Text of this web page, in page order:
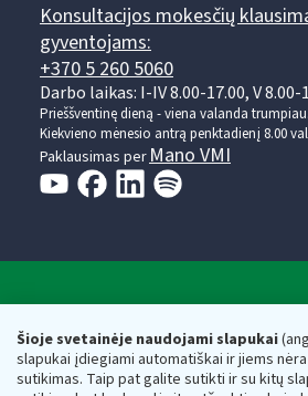
Šioje svetainėje naudojami slapukai
slapukai įdiegiami automatiškai ir jiems
sutikimas. Taip pat galite sutikti ir su kitų
Konsultacijos mokesčių
gyventojams:
+370 5 260 5060
Darbo laikas: I-IV 8.00-17.00, V 8.00-
Prieššventinę dieną - viena valanda trumpiau.
Kiekvieno mėnesio antrą penktadienį 8.00
Paklausimas per Mano VMI
Respublikos finansų ministerijos
Biudžetinė įstaiga. Juridinio asmens kodas —